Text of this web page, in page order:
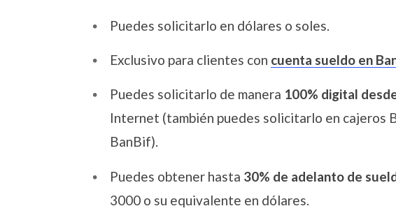
Puedes solicitarlo en dólares o soles.
Exclusivo para clientes con cuenta sueldo en
Puedes solicitarlo de manera 100% digital
Internet (también puedes solicitarlo en cajeros
BanBif).
Puedes obtener hasta 30% de adelanto de
3000 o su equivalente en dólares.